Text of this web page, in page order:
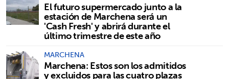
El futuro supermercado junto a la
estación de Marchena será un
'Cash Fresh' y abrirá durante el
último trimestre de este año
MARCHENA
Marchena: Estos son los admitidos
y excluidos para las cuatro plazas